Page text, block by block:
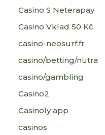
Casino S Neterapay
Casino Vklad 50 Kč
casino-neosurf.fr
casino/betting/nutra
casino/gambling
Casino2
Casinoly app
casinos